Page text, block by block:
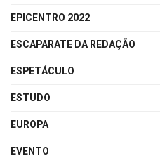
EPICENTRO 2022
ESCAPARATE DA REDAÇÃO
ESPETÁCULO
ESTUDO
EUROPA
EVENTO